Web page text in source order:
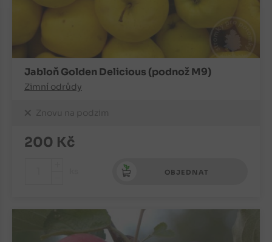
Jabloň Golden Delicious (podnož M9)
Zimní odrůdy
Znovu na podzim
200 Kč
OBJEDNAT